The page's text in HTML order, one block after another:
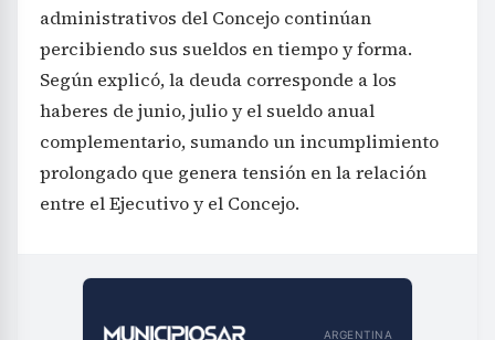
administrativos del Concejo continúan
percibiendo sus sueldos en tiempo y forma.
Según explicó, la deuda corresponde a los
haberes de junio, julio y el sueldo anual
complementario, sumando un incumplimiento
prolongado que genera tensión en la relación
entre el Ejecutivo y el Concejo.
ARGENTINA